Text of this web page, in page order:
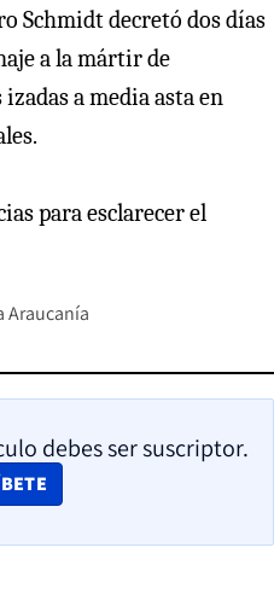
Schmidt decretó dos días
a la mártir de
a media asta en
para esclarecer el
Araucanía
debes ser suscriptor.
NEW WINDOW